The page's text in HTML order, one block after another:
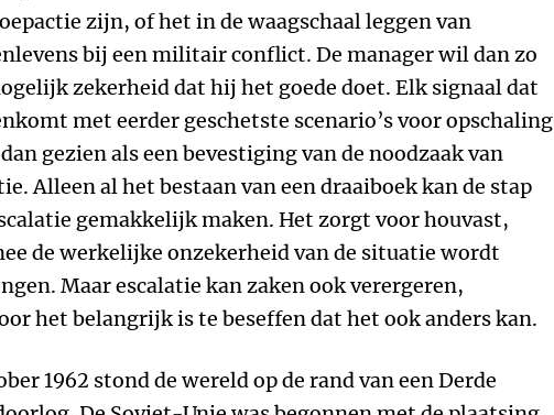
zijn, of het in de waagschaal leggen van
bij een militair conflict. De manager wil dan zo
zekerheid dat hij het goede doet. Elk signaal dat
met eerder geschetste scenario’s voor opschaling
gezien als een bevestiging van de noodzaak van
Alleen al het bestaan van een draaiboek kan de stap
gemakkelijk maken. Het zorgt voor houvast,
de werkelijke onzekerheid van de situatie wordt
Maar escalatie kan zaken ook verergeren,
het belangrijk is te beseffen dat het ook anders kan.
1962 stond de wereld op de rand van een Derde